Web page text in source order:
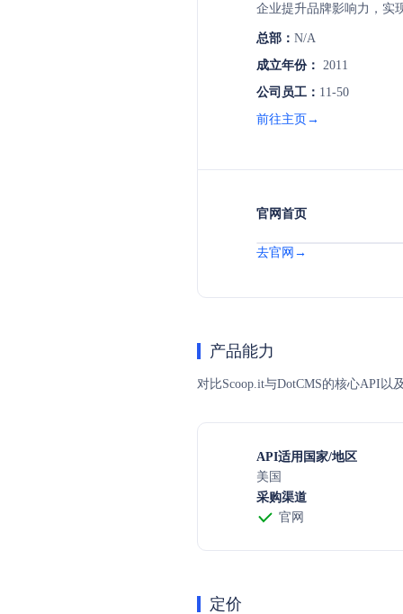
企业提升品牌影响力，实
总部： N/A
成立年份： 2011
公司员工： 11-50
前往主页→
官网首页
去官网→
产品能力
对比Scoop.it与DotCMS的核心API
API适用国家/地区
美国
采购渠道
官网
定价